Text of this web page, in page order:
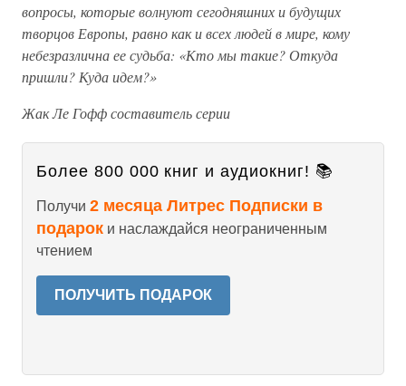
вопросы, которые волнуют сегодняшних и будущих
творцов Европы, равно как и всех людей в мире, кому
небезразлична ее судьба: «Кто мы такие? Откуда
пришли? Куда идем?»
Жак Ле Гофф составитель серии
Более 800 000 книг и аудиокниг! 📚
Получи 2 месяца Литрес Подписки в
подарок и наслаждайся неограниченным
чтением
ПОЛУЧИТЬ ПОДАРОК